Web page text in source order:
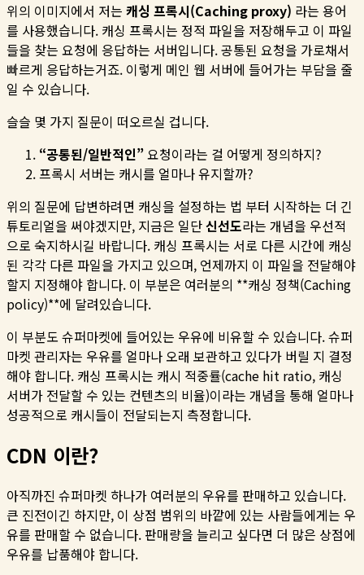
위의 이미지에서 저는 캐싱 프록시(Caching proxy) 라는 용어
를 사용했습니다. 캐싱 프록시는 정적 파일을 저장해두고 이 파일
들을 찾는 요청에 응답하는 서버입니다. 공통된 요청을 가로채서
빠르게 응답하는거죠. 이렇게 메인 웹 서버에 들어가는 부담을 줄
일 수 있습니다.
슬슬 몇 가지 질문이 떠오르실 겁니다.
“공통된/일반적인”요청이라는 걸 어떻게 정의하지?
프록시 서버는 캐시를 얼마나 유지할까?
위의 질문에 답변하려면 캐싱을 설정하는 법 부터 시작하는 더 긴
튜토리얼을 써야겠지만, 지금은 일단신선도라는 개념을 우선적
으로 숙지하시길 바랍니다. 캐싱 프록시는 서로 다른 시간에 캐싱
된 각각 다른 파일을 가지고 있으며, 언제까지 이 파일을 전달해야
할지 지정해야 합니다. 이 부분은 여러분의 **캐싱 정책(Caching
policy)**에 달려있습니다.
이 부분도 슈퍼마켓에 들어있는 우유에 비유할 수 있습니다. 슈퍼
마켓 관리자는 우유를 얼마나 오래 보관하고 있다가 버릴 지 결정
해야 합니다. 캐싱 프록시는 캐시 적중률(cache hit ratio, 캐싱
서버가 전달할 수 있는 컨텐츠의 비율)이라는 개념을 통해 얼마나
성공적으로 캐시들이 전달되는지 측정합니다.
CDN 이란?
아직까진 슈퍼마켓 하나가 여러분의 우유를 판매하고 있습니다.
큰 진전이긴 하지만, 이 상점 범위의 바깥에 있는 사람들에게는 우
유를 판매할 수 없습니다. 판매량을 늘리고 싶다면 더 많은 상점에
우유를 납품해야 합니다.